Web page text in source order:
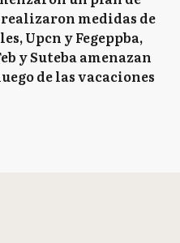
realizaron medidas de
Upcn y Fegeppba,
y Suteba amenazan
de las vacaciones